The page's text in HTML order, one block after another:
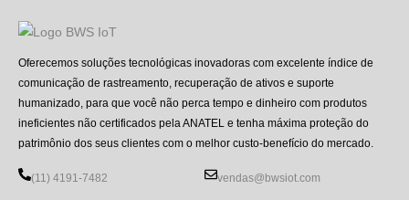
Oferecemos soluções tecnológicas inovadoras com excelente índice de
comunicação de rastreamento, recuperação de ativos e suporte
humanizado, para que você não perca tempo e dinheiro com produtos
ineficientes não certificados pela ANATEL e tenha máxima proteção do
patrimônio dos seus clientes com o melhor custo-benefício do mercado.
(11) 4191-7482 vendas@bwsiot.com